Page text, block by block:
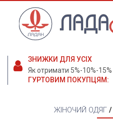
ЗНИЖКИ ДЛЯ УСІХ
Як отримати 5%-10%-15%
ГУРТОВИМ ПОКУПЦЯМ:
ЖІНОЧИЙ ОДЯГ/